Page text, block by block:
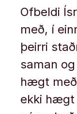
Ofbeldi
með, í
þeirri
saman
hægt
ekki hægt